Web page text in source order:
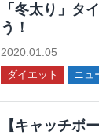
「冬太り」タ
う！
2020.01.05
ダイエット ニュ
【キャッチボ